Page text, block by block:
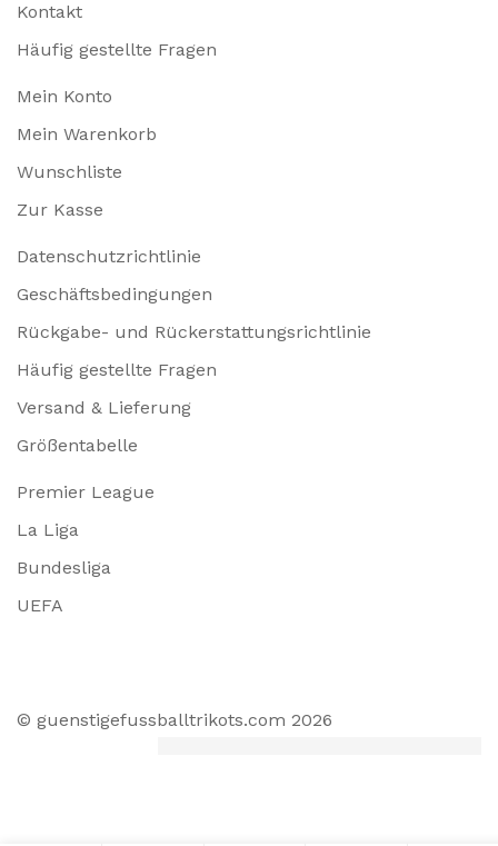
Kontakt
Häufig gestellte Fragen
Mein Konto
Mein Warenkorb
Wunschliste
Zur Kasse
Datenschutzrichtlinie
Geschäftsbedingungen
Rückgabe- und Rückerstattungsrichtlinie
Häufig gestellte Fragen
Versand & Lieferung
Größentabelle
Premier League
La Liga
Bundesliga
UEFA
© guenstigefussballtrikots.com 2026